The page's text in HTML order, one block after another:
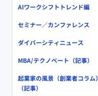
AIワークシフトトレンド編
セミナー／カンファレンス
ダイバーシティニュース
MBA/テクノベート（記事）
起業家の風景（創業者コラム）
（記事）